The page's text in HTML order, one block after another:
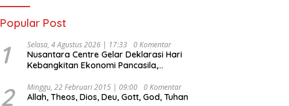
Popular Post
1 Selasa, 4 Agustus 2026 | 17:33 0 Komentar
Nusantara Centre Gelar Deklarasi Hari
Kebangkitan Ekonomi Pancasila,
Djojohadikusumo Anti Penjajahan
(Pergolakan Ekonomi Politik Indonesia) &
2 Minggu, 22 Februari 2015 | 09:00 0 Komentar
Allah, Theos, Dios, Deu, Gott, God, Tuhan